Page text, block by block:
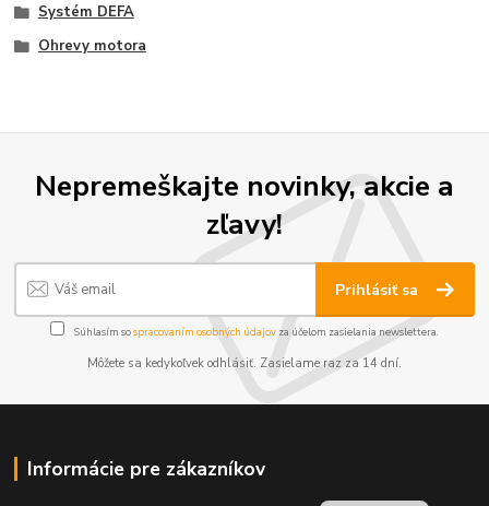
Systém DEFA
Ohrevy motora
Nepremeškajte novinky, akcie a
zľavy!
Prihlásiť sa
Súhlasím sospracovaním osobných údajov za účelom zasielania newslettera.
Môžete sa kedykoľvek odhlásiť. Zasielame raz za 14 dní.
Informácie pre zákazníkov